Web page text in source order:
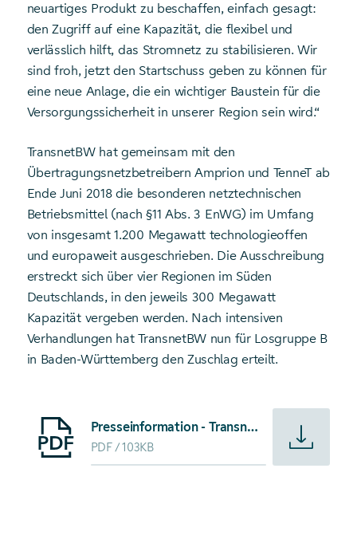
neuartiges Produkt zu beschaffen, einfach gesagt:
den Zugriff auf eine Kapazität, die flexibel und
verlässlich hilft, das Stromnetz zu stabilisieren. Wir
sind froh, jetzt den Startschuss geben zu können für
eine neue Anlage, die ein wichtiger Baustein für die
Versorgungssicherheit in unserer Region sein wird.“
TransnetBW hat gemeinsam mit den
Übertragungsnetzbetreibern Amprion und TenneT ab
Ende Juni 2018 die besonderen netztechnischen
Betriebsmittel (nach §11 Abs. 3 EnWG) im Umfang
von insgesamt 1.200 Megawatt technologieoffen
und europaweit ausgeschrieben. Die Ausschreibung
erstreckt sich über vier Regionen im Süden
Deutschlands, in den jeweils 300 Megawatt
Kapazität vergeben werden. Nach intensiven
Verhandlungen hat TransnetBW nun für Losgruppe B
in Baden-Württemberg den Zuschlag erteilt.
Starte Download von: Presseinformation - TransnetBW
Presseinformation - TransnetBW vergibt Auftrag für besondere netztechnische Betriebsmittel
PDF 103KB